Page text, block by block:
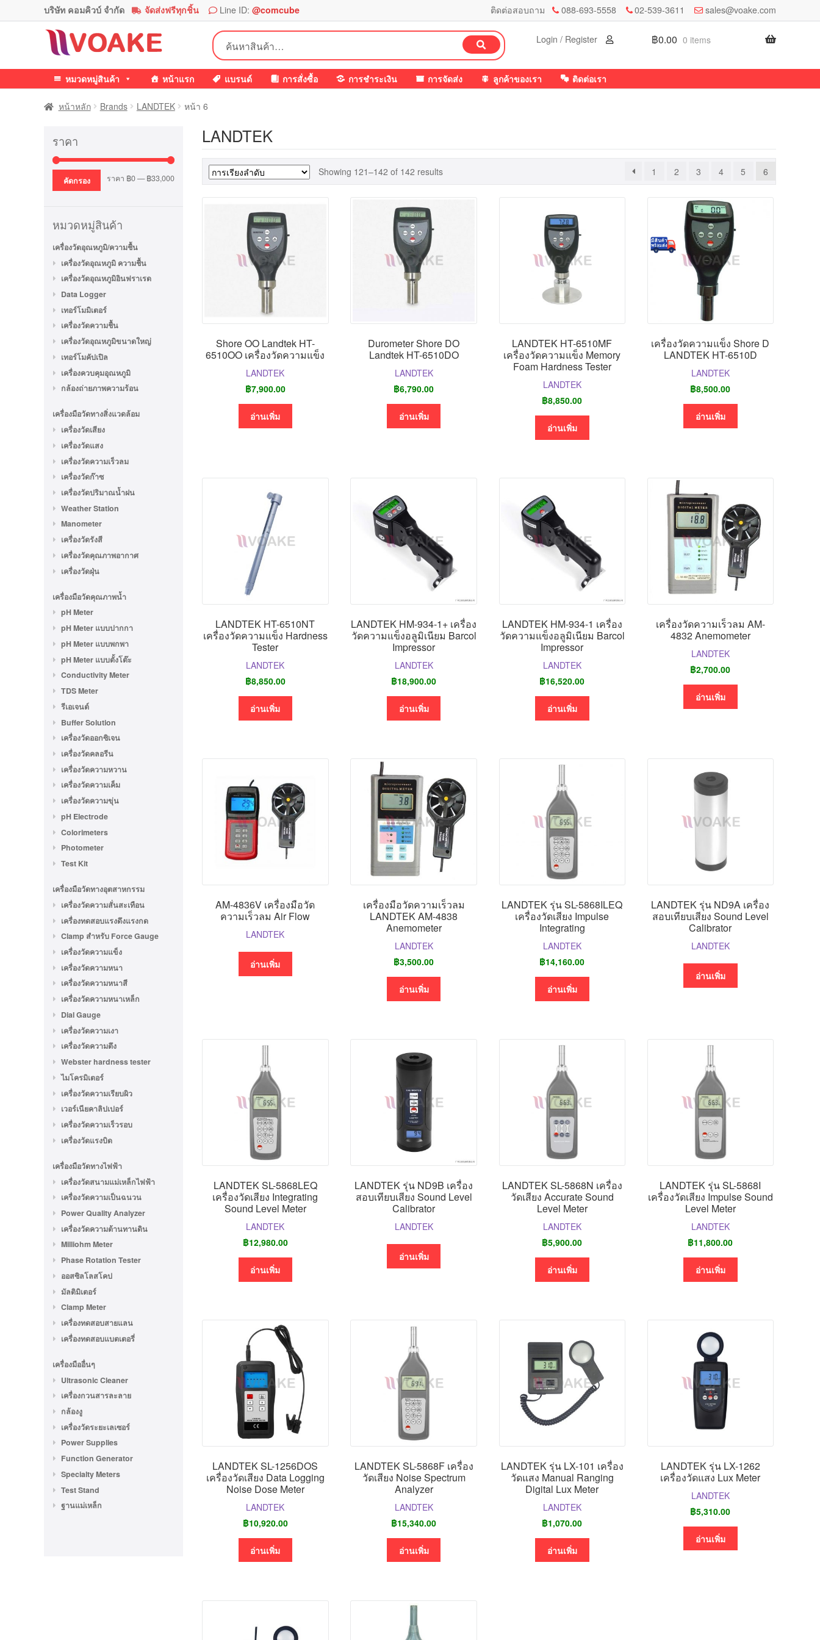
บริษัท คอมคิวบ์ จำกัด จัดส่งฟรีทุกชิ้น Line ID: @comcube ติดต่อสอบถาม 088-693-5558 02-539-3611 sales@voake.com
Skip
to
Skip
to
ค้นหา:
ค้นหา ฿0.00 0 items
Login / Register
หมวดหมู่สินค้า หน้าแรก แบรนด์ การสั่งซื้อ การชำระเงิน การจัดส่ง ลูกค้าของเรา ติดต่อเรา
หน้าหลัก Brands LANDTEK หน้า 6
LANDTEK
Showing 121–142 of 142 results 1 2 3 4 5 6
Shore OO Landtek HT-
6510OO เครื่องวัดความแข็ง
LANDTEK
฿7,900.00
อ่านเพิ่ม
Durometer Shore DO
Landtek HT-6510DO
LANDTEK
฿6,790.00
อ่านเพิ่ม
LANDTEK HT-6510MF
เครื่องวัดความแข็ง Memory
Foam Hardness Tester
LANDTEK
฿8,850.00
อ่านเพิ่ม
เครื่องวัดความแข็ง Shore D
LANDTEK HT-6510D
LANDTEK
฿8,500.00
อ่านเพิ่ม
LANDTEK HT-6510NT
เครื่องวัดความแข็ง Hardness
Tester
LANDTEK
฿8,850.00
อ่านเพิ่ม
LANDTEK HM-934-1+ เครื่อง
วัดความแข็งอลูมิเนียม Barcol
Impressor
LANDTEK
฿18,900.00
อ่านเพิ่ม
LANDTEK HM-934-1 เครื่อง
วัดความแข็งอลูมิเนียม Barcol
Impressor
LANDTEK
฿16,520.00
อ่านเพิ่ม
เครื่องวัดความเร็วลม AM-
4832 Anemometer
LANDTEK
฿2,700.00
อ่านเพิ่ม
AM-4836V เครื่องมือวัด
ความเร็วลม Air Flow
LANDTEK
อ่านเพิ่ม
เครื่องมือวัดความเร็วลม
LANDTEK AM-4838
Anemometer
LANDTEK
฿3,500.00
อ่านเพิ่ม
LANDTEK รุ่น SL-5868ILEQ
เครื่องวัดเสียง Impulse
Integrating
LANDTEK
฿14,160.00
อ่านเพิ่ม
LANDTEK รุ่น ND9A เครื่อง
สอบเทียบเสียง Sound Level
Calibrator
LANDTEK
อ่านเพิ่ม
LANDTEK SL-5868LEQ
เครื่องวัดเสียง Integrating
Sound Level Meter
LANDTEK
฿12,980.00
อ่านเพิ่ม
LANDTEK รุ่น ND9B เครื่อง
สอบเทียบเสียง Sound Level
Calibrator
LANDTEK
อ่านเพิ่ม
LANDTEK SL-5868N เครื่อง
วัดเสียง Accurate Sound
Level Meter
LANDTEK
฿5,900.00
อ่านเพิ่ม
LANDTEK รุ่น SL-5868I
เครื่องวัดเสียง Impulse Sound
Level Meter
LANDTEK
฿11,800.00
อ่านเพิ่ม
LANDTEK SL-1256DOS
เครื่องวัดเสียง Data Logging
Noise Dose Meter
LANDTEK
฿10,920.00
อ่านเพิ่ม
LANDTEK SL-5868F เครื่อง
วัดเสียง Noise Spectrum
Analyzer
LANDTEK
฿15,340.00
อ่านเพิ่ม
LANDTEK รุ่น LX-101 เครื่อง
วัดแสง Manual Ranging
Digital Lux Meter
LANDTEK
฿1,070.00
อ่านเพิ่ม
LANDTEK รุ่น LX-1262
เครื่องวัดแสง Lux Meter
LANDTEK
฿5,310.00
อ่านเพิ่ม
ราคา
ราคา
ราคา
คัดกรอง ราคา ฿0—฿33,000
หมวดหมู่สินค้า
เครื่องวัดอุณหภูมิ/ความชื้น
เครื่องวัดอุณหภูมิ ความชื้น
เครื่องวัดอุณหภูมิอินฟราเรด
Data Logger
เทอร์โมมิเตอร์
เครื่องวัดความชื้น
เครื่องวัดอุณหภูมิขนาดใหญ่
เทอร์โมคัปเปิล
เครื่องควบคุมอุณหภูมิ
กล้องถ่ายภาพความร้อน
เครื่องมือวัดทางสิ่งแวดล้อม
เครื่องวัดเสียง
เครื่องวัดแสง
เครื่องวัดความเร็วลม
เครื่องวัดก๊าซ
เครื่องวัดปริมาณน้ำฝน
Weather Station
Manometer
เครื่องวัดรังสี
เครื่องวัดคุณภาพอากาศ
เครื่องวัดฝุ่น
เครื่องมือวัดคุณภาพน้ำ
pH Meter
pH Meter แบบปากกา
pH Meter แบบพกพา
pH Meter แบบตั้งโต๊ะ
Conductivity Meter
TDS Meter
รีเอเจนต์
Buffer Solution
เครื่องวัดออกซิเจน
เครื่องวัดคลอรีน
เครื่องวัดความหวาน
เครื่องวัดความเค็ม
เครื่องวัดความขุ่น
pH Electrode
Colorimeters
Photometer
Test Kit
เครื่องมือวัดทางอุตสาหกรรม
เครื่องวัดความสั่นสะเทือน
เครื่องทดสอบแรงดึงแรงกด
Clamp สำหรับ Force Gauge
เครื่องวัดความแข็ง
เครื่องวัดความหนา
เครื่องวัดความหนาสี
เครื่องวัดความหนาเหล็ก
Dial Gauge
เครื่องวัดความเงา
เครื่องวัดความตึง
Webster hardness tester
ไมโครมิเตอร์
เครื่องวัดความเรียบผิว
เวอร์เนียคาลิปเปอร์
เครื่องวัดความเร็วรอบ
เครื่องวัดแรงบิด
เครื่องมือวัดทางไฟฟ้า
เครื่องวัดสนามแม่เหล็กไฟฟ้า
เครื่องวัดความเป็นฉนวน
Power Quality Analyzer
เครื่องวัดความต้านทานดิน
Milliohm Meter
Phase Rotation Tester
ออสซิลโลสโคป
มัลติมิเตอร์
Clamp Meter
เครื่องทดสอบสายแลน
เครื่องทดสอบแบตเตอรี่
เครื่องมืออื่นๆ
Ultrasonic Cleaner
เครื่องกวนสารละลาย
กล้องงู
เครื่องวัดระยะเลเซอร์
Power Supplies
Function Generator
Specialty Meters
Test Stand
ฐานแม่เหล็ก